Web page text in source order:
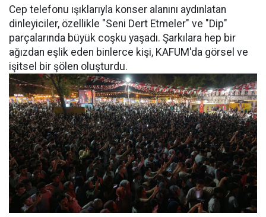
Cep telefonu ışıklarıyla konser alanını aydınlatan
dinleyiciler, özellikle "Seni Dert Etmeler" ve "Dip"
parçalarında büyük coşku yaşadı. Şarkılara hep bir
ağızdan eşlik eden binlerce kişi, KAFUM'da görsel ve
işitsel bir şölen oluşturdu.